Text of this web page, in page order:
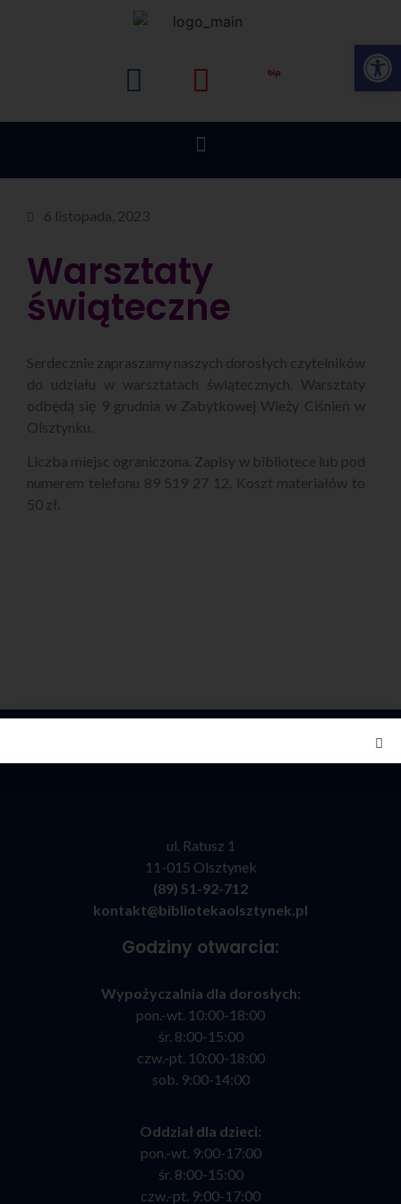
6 listopada, 2023
Warsztaty
świąteczne
Serdecznie zapraszamy naszych dorosłych czytelników
do udziału w warsztatach świątecznych. Warsztaty
odbędą się 9 grudnia w Zabytkowej Wieży Ciśnień w
Olsztynku.
Liczba miejsc ograniczona. Zapisy w bibliotece lub pod
numerem telefonu 89 519 27 12. Koszt materiałów to
50 zł.
ul. Ratusz 1
11-015 Olsztynek
(89) 51-92-712
kontakt@bibliotekaolsztynek.pl
Godziny otwarcia:
Wypożyczalnia dla dorosłych:
pon.-wt. 10:00-18:00
śr. 8:00-15:00
czw.-pt. 10:00-18:00
sob. 9:00-14:00
Oddział dla dzieci:
pon.-wt. 9:00-17:00
śr. 8:00-15:00
czw.-pt. 9:00-17:00